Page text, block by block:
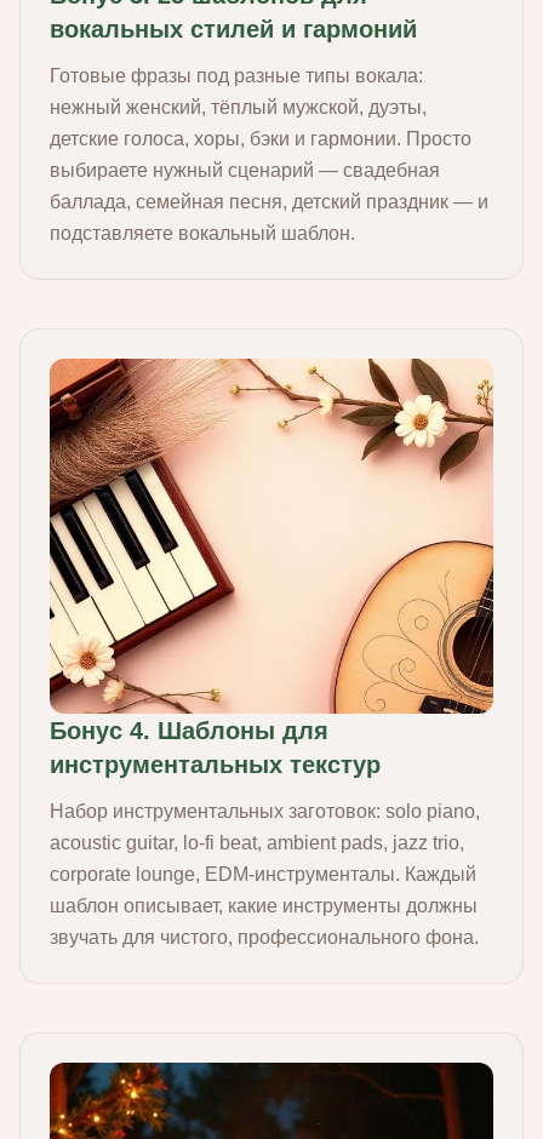
вокальных стилей и гармоний
Готовые фразы под разные типы вокала:
нежный женский, тёплый мужской, дуэты,
детские голоса, хоры, бэки и гармонии. Просто
выбираете нужный сценарий — свадебная
баллада, семейная песня, детский праздник — и
подставляете вокальный шаблон.
Бонус 4. Шаблоны для
инструментальных текстур
Набор инструментальных заготовок: solo piano,
acoustic guitar, lo‑fi beat, ambient pads, jazz trio,
corporate lounge, EDM‑инструменталы. Каждый
шаблон описывает, какие инструменты должны
звучать для чистого, профессионального фона.